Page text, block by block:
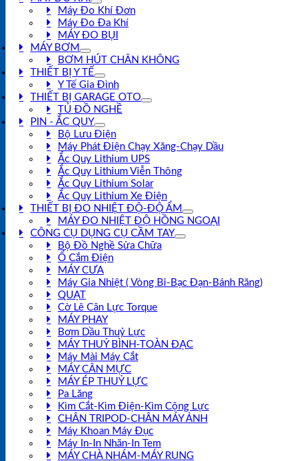
Máy Đo Khí Đơn
Máy Đo Đa Khí
MÁY ĐO BỤI
MÁY BƠM
BƠM HÚT CHÂN KHÔNG
THIẾT BỊ Y TẾ
Y Tế Gia Đình
THIẾT BỊ GARAGE OTO
TỦ ĐỒ NGHỀ
PIN - ẮC QUY
Bộ Lưu Điện
Máy Phát Điện Chạy Xăng-Chạy Dầu
Ắc Quy Lithium UPS
Ắc Quy Lithium Viễn Thông
Ắc Quy Lithium Solar
Ắc Quy Lithium Xe Điện
THIẾT BỊ ĐO NHIỆT ĐỘ-ĐỘ ẨM
MÁY ĐO NHIỆT ĐỘ HỒNG NGOẠI
CÔNG CỤ DỤNG CỤ CẦM TAY
Bộ Đồ Nghề Sửa Chữa
Ổ Cắm Điện
MÁY CƯA
Máy Gia Nhiệt ( Vòng Bi-Bạc Đạn-Bánh Răng)
QUẠT
Cờ Lê Cân Lực Torque
MÁY PHAY
Bơm Dầu Thuỷ Lực
MÁY THUỶ BÌNH-TOÀN ĐẠC
Máy Mài Máy Cắt
MÁY CÂN MỰC
MÁY ÉP THUỶ LỰC
Pa Lăng
Kìm Cắt-Kìm Điện-Kìm Cộng Lực
CHÂN TRIPOD-CHÂN MÁY ẢNH
Máy Khoan Máy Đục
Máy In-In Nhãn-In Tem
MÁY CHÀ NHÁM-MÁY RUNG